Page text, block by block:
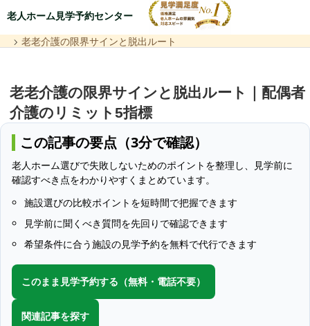
老人ホーム見学予約センター
老老介護の限界サインと脱出ルート
老老介護の限界サインと脱出ルート｜配偶者
介護のリミット5指標
この記事の要点（3分で確認）
老人ホーム選びで失敗しないためのポイントを整理し、見学前に
確認すべき点をわかりやすくまとめています。
施設選びの比較ポイントを短時間で把握できます
見学前に聞くべき質問を先回りで確認できます
希望条件に合う施設の見学予約を無料で代行できます
このまま見学予約する（無料・電話不要）
関連記事を探す